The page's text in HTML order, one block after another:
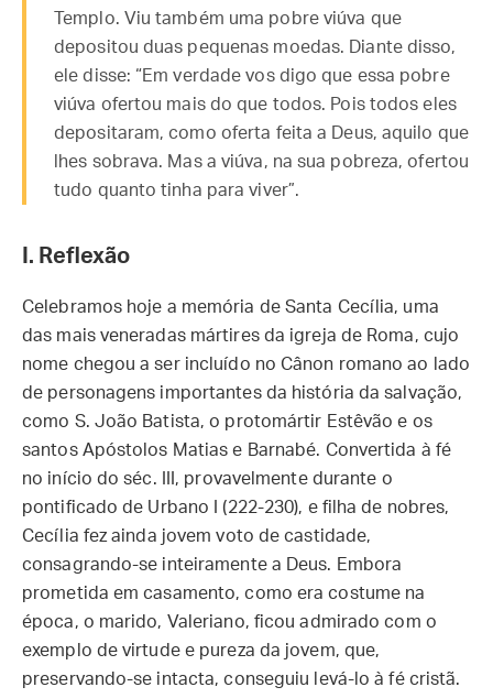
Templo. Viu também uma pobre viúva que
depositou duas pequenas moedas. Diante disso,
ele disse: “Em verdade vos digo que essa pobre
viúva ofertou mais do que todos. Pois todos eles
depositaram, como oferta feita a Deus, aquilo que
lhes sobrava. Mas a viúva, na sua pobreza, ofertou
tudo quanto tinha para viver”.
I. Reflexão
Celebramos hoje a memória de Santa Cecília, uma
das mais veneradas mártires da igreja de Roma, cujo
nome chegou a ser incluído no Cânon romano ao lado
de personagens importantes da história da salvação,
como S. João Batista, o protomártir Estêvão e os
santos Apóstolos Matias e Barnabé. Convertida à fé
no início do séc. III, provavelmente durante o
pontificado de Urbano I (222-230), e filha de nobres,
Cecília fez ainda jovem voto de castidade,
consagrando-se inteiramente a Deus. Embora
prometida em casamento, como era costume na
época, o marido, Valeriano, ficou admirado com o
exemplo de virtude e pureza da jovem, que,
preservando-se intacta, conseguiu levá-lo à fé cristã.